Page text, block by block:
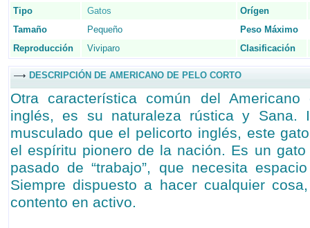
Tipo
Gatos
Orígen
Tamaño
Pequeño Peso Máximo
Reproducción
Viviparo Clasificación
DESCRIPCIÓN DE AMERICANO DE PELO CORTO
Otra característica común del
inglés, es su naturaleza rústica y Sana.
musculado que el pelicorto inglés, este
el espíritu pionero de la nación. Es un
pasado de “trabajo”, que necesita
Siempre dispuesto a hacer cualquier
contento en activo.